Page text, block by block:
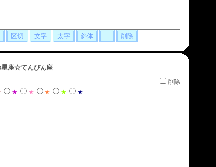
星座☆てんびん座
削除
★ ★ ★ ★ ★